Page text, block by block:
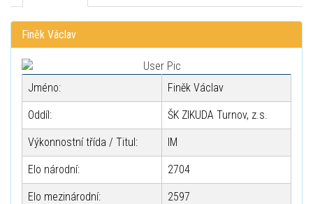
Finěk Václav
Jméno: Finěk Václav
Oddíl: ŠK ZIKUDA Turnov, z.s.
Výkonnostní třída / Titul: IM
Elo národní: 2704
Elo mezinárodní: 2597